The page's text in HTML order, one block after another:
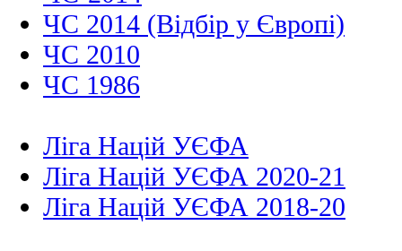
ЧС 2014 (Відбір у Європі)
ЧС 2010
ЧС 1986
Ліга Націй УЄФА
Ліга Націй УЄФА 2020-21
Ліга Націй УЄФА 2018-20